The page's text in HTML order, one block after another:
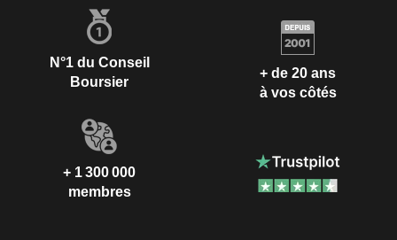
N°1 du Conseil
Boursier
+ de 20 ans
à vos côtés
+ 1 300 000
membres